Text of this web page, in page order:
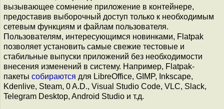
вызывающее сомнение приложение в контейнере,
предоставив выборочный доступ только к необходимым
сетевым функциям и файлам пользователя.
Пользователям, интересующимся новинками, Flatpak
позволяет установить самые свежие тестовые и
стабильные выпуски приложений без необходимости
внесения изменений в систему. Например, Flatpak-
пакеты собираются для LibreOffice, GIMP, Inkscape,
Kdenlive, Steam, 0 A.D., Visual Studio Code, VLC, Slack,
Telegram Desktop, Android Studio и т.д.